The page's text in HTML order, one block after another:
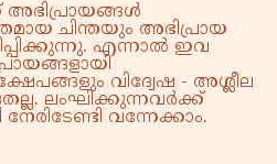
അഭിപ്രായങ്ങൾ
ചിന്തയും അഭിപ്രായ
എന്നാൽ ഇവ
വിദ്വേഷ - അശ്ലീല
ലംഘിക്കുന്നവർക്ക്
വന്നേക്കാം.